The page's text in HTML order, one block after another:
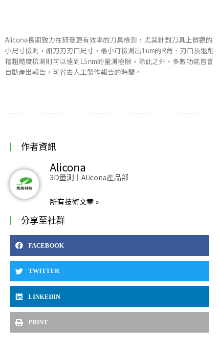
Alicona長期致力在研發更有效率的刀具檢測，尤其針對刀具上微觀的
小尺寸檢測，如刀刃刃口尺寸，最小可檢測出1um的R角、刃口及退削
槽粗糙度檢測則可以達到15nm的量測極限。除此之外，多數功能皆會
自動產出報告，可省去人工製作報告的時間。
作者資訊
Alicona
3D量測｜Alicona產品部
所有技術文章 »
分享至社群
FACEBOOK
TWITTER
LINKEDIN
PRINT